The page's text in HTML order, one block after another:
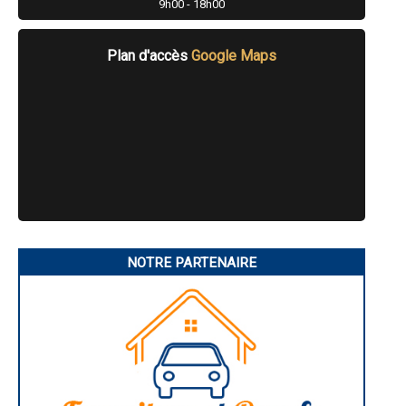
- L'isolation de vos combles à 1 euro* à Marcigny
- L'isolation de vos combles à 1 euro* à La Clayette
- L'isolation de vos combles à 1 euro* à Romanèche-Thorins
- L'isolation de vos combles à 1 euro* à Romenay
- L'isolation de vos combles à 1 euro* à Rully
- L'isolation de vos combles à 1 euro* à Épervans
- L'isolation de vos combles à 1 euro* à Toulon-sur-Arroux
- L'isolation de vos combles à 1 euro* à Sevrey
- L'isolation de vos combles à 1 euro* à Saint-Léger-sur-Dheune
- L'isolation de vos combles à 1 euro* à Sassenay
- L'isolation de vos combles à 1 euro* à Palinges
- L'isolation de vos combles à 1 euro* à Couches
9h00 - 18h00
Plan d'accèsGoogle Maps
NOTRE PARTENAIRE